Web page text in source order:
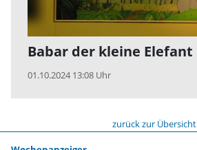
Babar der kleine Elefant
01.10.2024 13:08 Uhr
zurück zur Übersicht